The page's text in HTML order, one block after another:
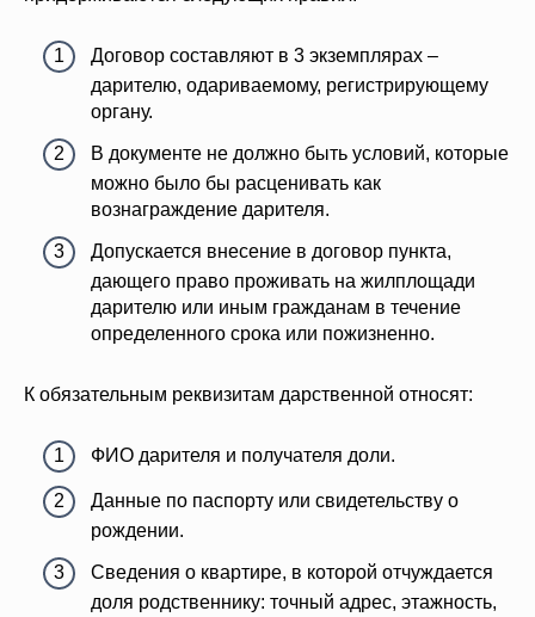
Договор составляют в 3 экземплярах –
дарителю, одариваемому, регистрирующему
органу.
В документе не должно быть условий, которые
можно было бы расценивать как
вознаграждение дарителя.
Допускается внесение в договор пункта,
дающего право проживать на жилплощади
дарителю или иным гражданам в течение
определенного срока или пожизненно.
К обязательным реквизитам дарственной относят:
ФИО дарителя и получателя доли.
Данные по паспорту или свидетельству о
рождении.
Сведения о квартире, в которой отчуждается
доля родственнику: точный адрес, этажность,